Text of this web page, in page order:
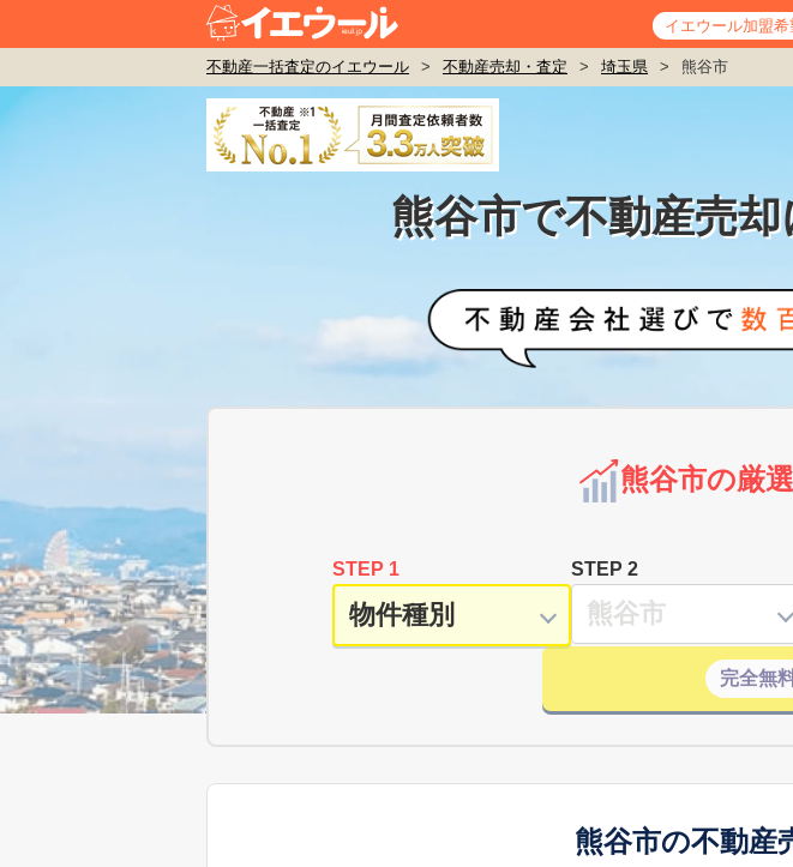
イエウール加盟
不動産一括査定のイエウール > 不動産売却・査定 > 埼玉県 > 熊谷市
熊谷市で不動産売
熊谷市の厳
STEP 1 STEP 2
完全無
熊谷市の不動産